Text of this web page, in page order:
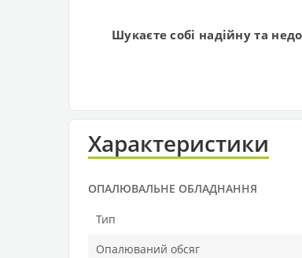
Шукаєте собі надійну та
Характеристики
ОПАЛЮВАЛЬНЕ ОБЛАДНАННЯ
Тип
Опалюваний обсяг